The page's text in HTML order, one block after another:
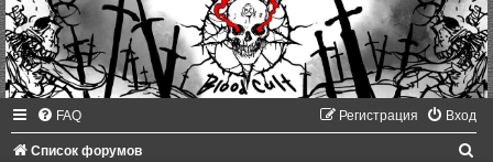
FAQ Вход
Регистрация
Список форумов